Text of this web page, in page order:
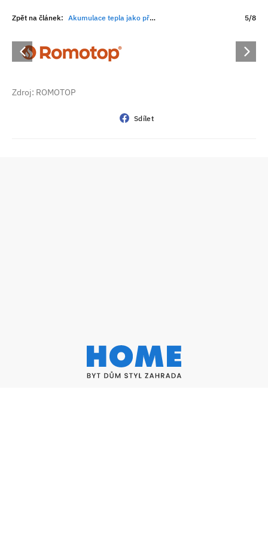
Zpět na článek: Akumulace tepla jako přirozená volba moderních krbových kamen 5/8
Zdroj: ROMOTOP
Sdílet